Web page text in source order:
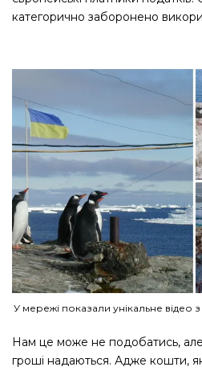
категорично заборонено
У мережі показали унікальне відео
Нам це може не подобатись, але
гроші надаються. Адже кошти,